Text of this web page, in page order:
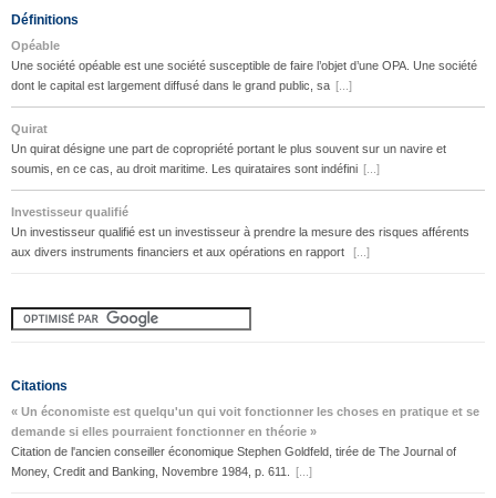
Définitions
Opéable
Une société opéable est une société susceptible de faire l’objet d’une OPA. Une société
dont le capital est largement diffusé dans le grand public, sa [...]
Quirat
Un quirat désigne une part de copropriété portant le plus souvent sur un navire et
soumis, en ce cas, au droit maritime. Les quirataires sont indéfini [...]
Investisseur qualifié
Un investisseur qualifié est un investisseur à prendre la mesure des risques afférents
aux divers instruments financiers et aux opérations en rapport
[...]
Citations
« Un économiste est quelqu'un qui voit fonctionner les choses en pratique et se
demande si elles pourraient fonctionner en théorie »
Citation de l'ancien conseiller économique Stephen Goldfeld, tirée de The Journal of
Money, Credit and Banking, Novembre 1984, p. 611.
[...]